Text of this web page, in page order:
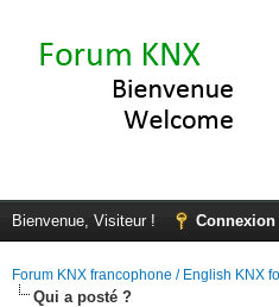
Bienvenue, Visiteur ! Connexion
Forum KNX francophone / English KNX
Qui a posté ?